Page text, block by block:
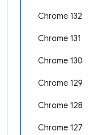
Chrome 132
Chrome 131
Chrome 130
Chrome 129
Chrome 128
Chrome 127